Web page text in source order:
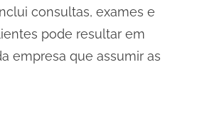
consultas, exames e
pode resultar em
empresa que assumir as